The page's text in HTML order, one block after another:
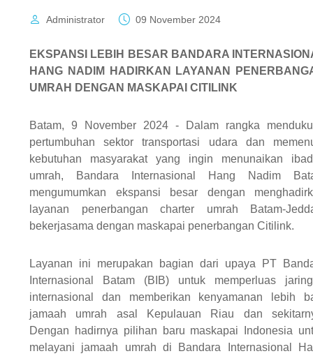
Administrator 09 November 2024
EKSPANSI LEBIH BESAR BANDARA
HANG NADIM HADIRKAN LAYANAN
UMRAH DENGAN MASKAPAI CITILINK
Batam, 9 November 2024 - Dalam rangka
pertumbuhan sektor transportasi udara dan
kebutuhan masyarakat yang ingin menunaikan
umrah, Bandara Internasional Hang Nadim
mengumumkan ekspansi besar dengan
layanan penerbangan charter umrah Batam-
bekerjasama dengan maskapai penerbangan Citilink.
Layanan ini merupakan bagian dari upaya PT
Internasional Batam (BIB) untuk memperluas
internasional dan memberikan kenyamanan lebih
jamaah umrah asal Kepulauan Riau dan
Dengan hadirnya pilihan baru maskapai Indonesia
melayani jamaah umrah di Bandara Internasional